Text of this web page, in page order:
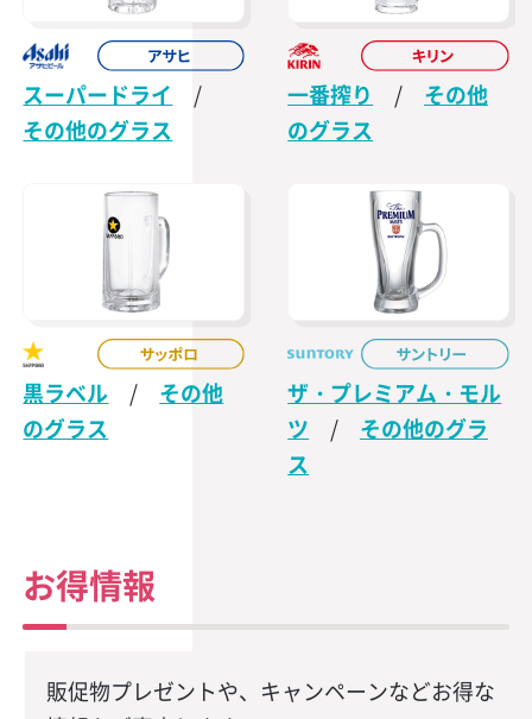
スーパードライ
/
その他のグラス
一番搾り /
その他
のグラス
黒ラベル /
その他
のグラス
ザ・プレミアム・モル
ツ
/
その他のグラ
ス
お得情報
販促物プレゼントや、キャンペーンなどお得な